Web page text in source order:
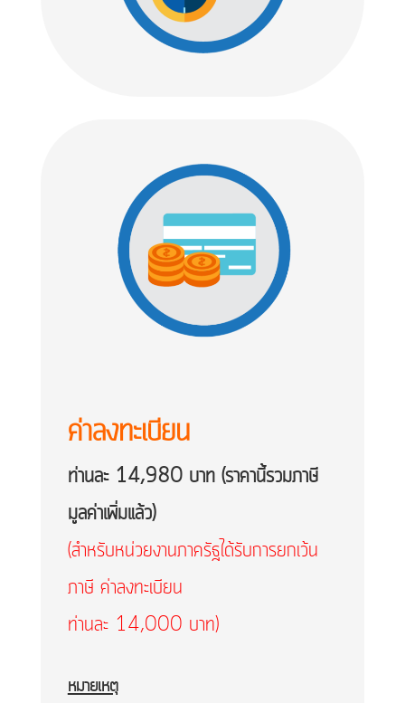
ค่าลงทะเบียน
ท่านละ 14,980 บาท (ราคานี้รวมภาษี
มูลค่าเพิ่มแล้ว)
(สำหรับหน่วยงานภาครัฐได้รับการยกเว้น
ภาษี ค่าลงทะเบียน
ท่านละ 14,000 บาท)
หมายเหตุ